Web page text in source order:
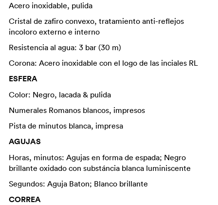
Acero inoxidable, pulida
Cristal de zafiro convexo, tratamiento anti-reflejos
incoloro externo e interno
Resistencia al agua: 3 bar (30 m)
Corona: Acero inoxidable con el logo de las inciales RL
ESFERA
Color: Negro, lacada & pulida
Numerales Romanos blancos, impresos
Pista de minutos blanca, impresa
AGUJAS
Horas, minutos: Agujas en forma de espada; Negro
brillante oxidado con substáncia blanca luminiscente
Segundos: Aguja Baton; Blanco brillante
CORREA